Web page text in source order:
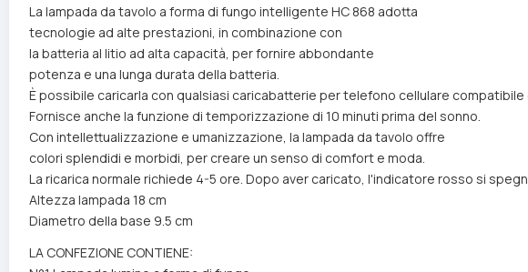
La lampada da tavolo a forma di fungo intelligente HC 868 adotta
tecnologie ad alte prestazioni, in combinazione con
la batteria al litio ad alta capacità, per fornire abbondante
potenza e una lunga durata della batteria.
È possibile caricarla con qualsiasi caricabatterie per telefono cellulare compatibile
Fornisce anche la funzione di temporizzazione di 10 minuti prima del sonno.
Con intellettualizzazione e umanizzazione, la lampada da tavolo offre
colori splendidi e morbidi, per creare un senso di comfort e moda.
La ricarica normale richiede 4-5 ore. Dopo aver caricato, l'indicatore rosso si
Altezza lampada 18 cm
Diametro della base 9.5 cm
LA CONFEZIONE CONTIENE: